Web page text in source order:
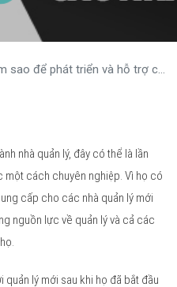
để phát triển và hỗ trợ các nhà quản lý
nhà quản lý, đây có thể là lần
cách chuyên nghiệp. Vì họ có
cấp cho các nhà quản lý mới
nguồn lực về quản lý và cả các
lý mới sau khi họ đã bắt đầu